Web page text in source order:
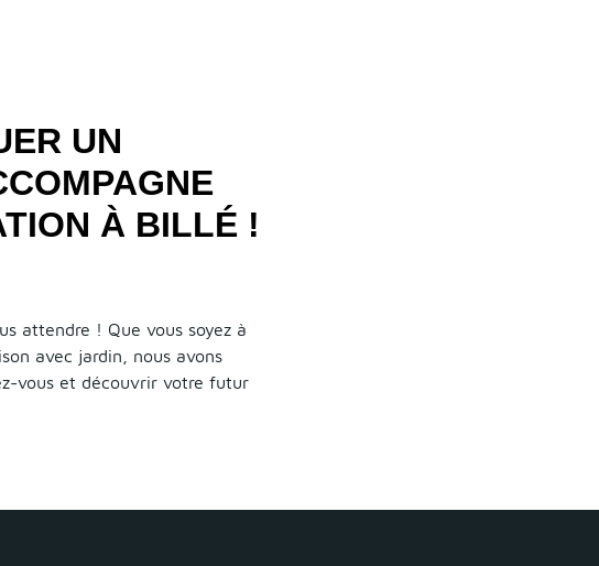
UN
À BILLÉ !
attendre ! Que vous soyez à
avec jardin, nous avons
vous et découvrir votre futur